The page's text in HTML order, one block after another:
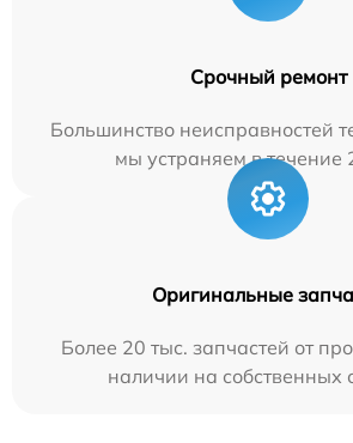
Срочный ремонт
Большинство неисправностей
мы устраняем в течение
Оригинальные
Более 20 тыс. запчастей от
наличии на собственных